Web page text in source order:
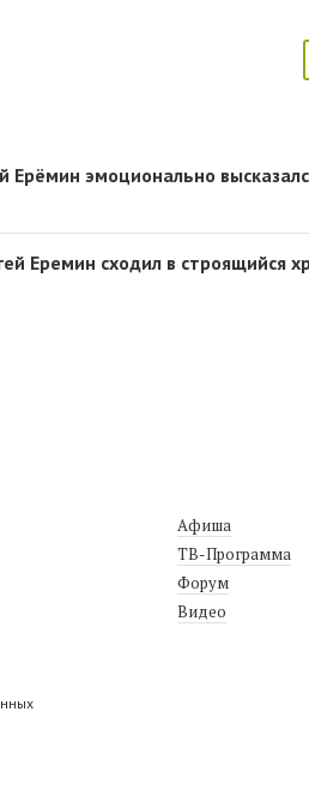
Ерёмин эмоционально
Еремин сходил в строящийся
Афиша
ТВ-Программа
Форум
Видео